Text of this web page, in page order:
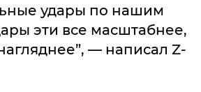
удары по нашим
эти все масштабнее,
— написал Z-